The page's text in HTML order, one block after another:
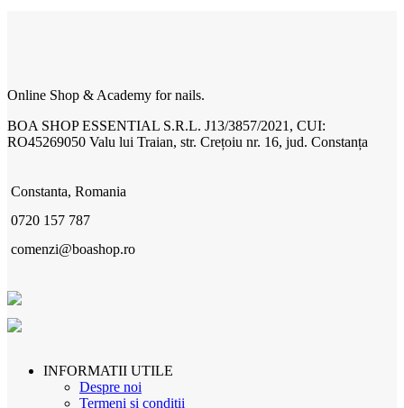
Online Shop & Academy for nails.
BOA SHOP ESSENTIAL S.R.L. J13/3857/2021, CUI:
RO45269050 Valu lui Traian, str. Crețoiu nr. 16, jud. Constanța
Constanta, Romania
0720 157 787
comenzi@boashop.ro
INFORMATII UTILE
Despre noi
Termeni si conditii